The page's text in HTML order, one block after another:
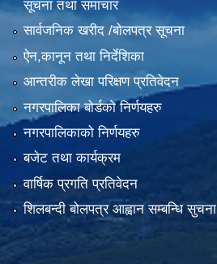
सूचना तथा समाचार
सार्वजनिक खरीद /बोलपत्र सूचना
ऐन,कानून तथा निर्देशिका
आन्तरीक लेखा परिक्षण प्रतिवेदन
नगरपालिका बोर्डको निर्णयहरु
नगरपालिकाको निर्णयहरु
बजेट तथा कार्यक्रम
वार्षिक प्रगति प्रतिवेदन
शिलबन्दी बोलपत्र आह्वान सम्बन्धि सुचना